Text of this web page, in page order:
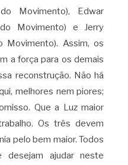
Movimento), Edwar
Movimento) e Jerry
Movimento). Assim, os
a força para os demais
reconstrução. Não há
melhores nem piores;
Que a Luz maior
Os três devem
pelo bem maior. Todos
ajudar neste